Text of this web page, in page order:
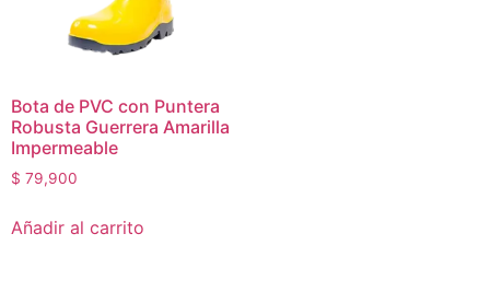
Bota de PVC con Puntera
Robusta Guerrera Amarilla
Impermeable
$ 79,900
Añadir al carrito